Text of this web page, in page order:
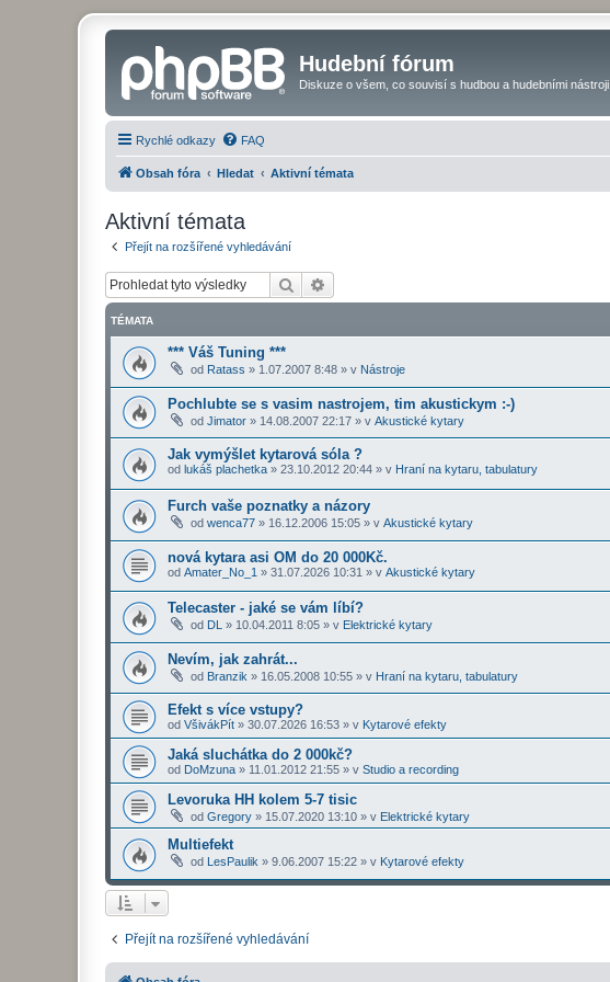
Hudební fórum
Diskuze o všem, co souvisí s hudbou a hudebními nástroji.
Rychlé odkazy FAQ
Obsah fóra Hledat Aktivní témata
Aktivní témata
Přejít na rozšířené vyhledávání
Hledat
TÉMATA
*** Váš Tuning ***
od Ratass » 1.07.2007 8:48 » v Nástroje
Pochlubte se s vasim nastrojem, tim akustickym :-)
od Jimator » 14.08.2007 22:17 » v Akustické kytary
Jak vymýšlet kytarová sóla ?
od lukáš plachetka » 23.10.2012 20:44 » v Hraní na kytaru, tabulatury
Furch vaše poznatky a názory
od wenca77 » 16.12.2006 15:05 » v Akustické kytary
nová kytara asi OM do 20 000Kč.
od Amater_No_1 » 31.07.2026 10:31 » v Akustické kytary
Telecaster - jaké se vám líbí?
od DL » 10.04.2011 8:05 » v Elektrické kytary
Nevím, jak zahrát...
od Branzik » 16.05.2008 10:55 » v Hraní na kytaru, tabulatury
Efekt s více vstupy?
od VšivákPít » 30.07.2026 16:53 » v Kytarové efekty
Jaká sluchátka do 2 000kč?
od DoMzuna » 11.01.2012 21:55 » v Studio a recording
Levoruka HH kolem 5-7 tisic
od Gregory » 15.07.2020 13:10 » v Elektrické kytary
Multiefekt
od LesPaulik » 9.06.2007 15:22 » v Kytarové efekty
Přejít na rozšířené vyhledávání